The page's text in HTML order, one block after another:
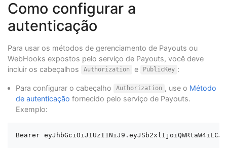
Como configurar a
autenticação
Para usar os métodos de gerenciamento de Payouts ou
WebHooks expostos pelo serviço de Payouts, você deve
incluir os cabeçalhos
Authorization e PublicKey :
Para configurar o cabeçalho Authorization , use o Método
de autenticação fornecido pelo serviço de Payouts.
Exemplo: